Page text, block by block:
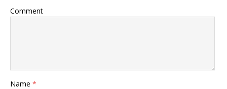
Comment
Name *